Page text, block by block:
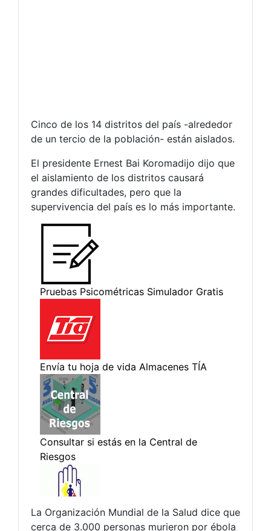
Cinco de los 14 distritos del país -alrededor
de un tercio de la población- están aislados.
El presidente Ernest Bai Koromadijo dijo que
el aislamiento de los distritos causará
grandes dificultades, pero que la
supervivencia del país es lo más importante.
La Organización Mundial de la Salud dice que
cerca de 3.000 personas murieron por ébola